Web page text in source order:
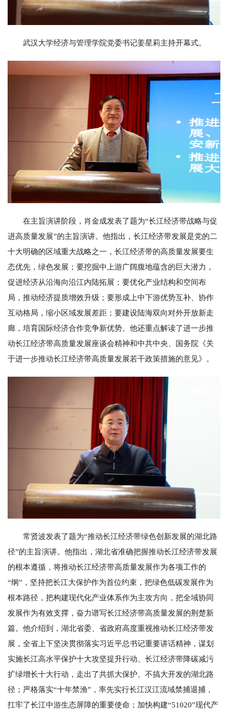
武汉大学经济与管理学院党委书记姜星莉主持开幕式。
在主旨演讲阶段，肖金成发表了题为“长江经济带战略与促
进高质量发展”的主旨演讲。他指出，长江经济带发展是党的二
十大明确的区域重大战略之一，长江经济带的高质量发展要生
态优先，绿色发展；要挖掘中上游广阔腹地蕴含的巨大潜力，
促进经济从沿海向沿江内陆拓展；要优化产业结构和空间布
局，推动经济提质增效升级；要形成上中下游优势互补、协作
互动格局，缩小区域发展差距；要建设陆海双向对外开放新走
廊，培育国际经济合作竞争新优势。他还重点解读了进一步推
动长江经济带高质量发展座谈会精神和中共中央、国务院《关
于进一步推动长江经济带高质量发展若干政策措施的意见》。
常贤波发表了题为“推动长江经济带绿色创新发展的湖北路
径”的主旨演讲。他指出，湖北省准确把握推动长江经济带发展
的根本遵循，将推动长江经济带高质量发展作为各项工作的
“纲”，坚持把长江大保护作为首位约束，把绿色低碳发展作为
根本路径，把构建现代化产业体系作为主攻方向，把全域协同
发展作为有效支撑，奋力谱写长江经济带高质量发展的荆楚新
篇。他介绍到，湖北省委、省政府高度重视推动长江经济带发
展，全省上下坚决贯彻落实习近平总书记重要讲话精神，谋划
实施长江高水平保护十大攻坚提升行动、长江经济带降碳减污
扩绿增长十大行动，走出了共抓大保护、不搞大开发的湖北路
径；严格落实“十年禁渔”，率先实行长江汉江流域禁捕退捕，
扛牢了长江中游生态屏障的重要使命；加快构建“51020”现代产